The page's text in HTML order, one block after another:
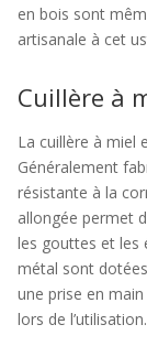
en bois sont
artisanale à cet
Cuillère à
La cuillère à miel
Généralement
résistante à la
allongée permet
les gouttes et les
métal sont
une prise en
lors de l’utilisation.